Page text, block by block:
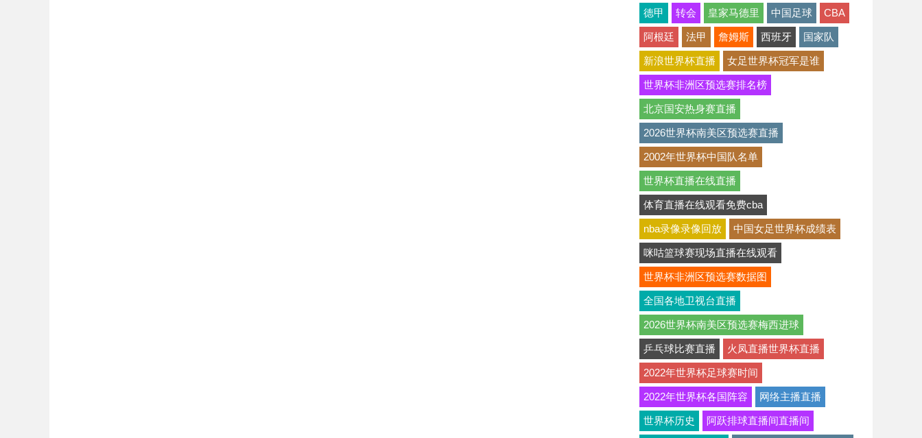
德甲 转会 皇家马德里 中国足球 CBA
阿根廷 法甲 詹姆斯 西班牙 国家队
新浪世界杯直播 女足世界杯冠军是谁
世界杯非洲区预选赛排名榜
北京国安热身赛直播
2026世界杯南美区预选赛直播
2002年世界杯中国队名单
世界杯直播在线直播
体育直播在线观看免费cba
nba录像录像回放 中国女足世界杯成绩表
咪咕篮球赛现场直播在线观看
世界杯非洲区预选赛数据图
全国各地卫视台直播
2026世界杯南美区预选赛梅西进球
乒乓球比赛直播 火凤直播世界杯直播
2022年世界杯足球赛时间
2022年世界杯各国阵容 网络主播直播
世界杯历史 阿跃排球直播间直播间